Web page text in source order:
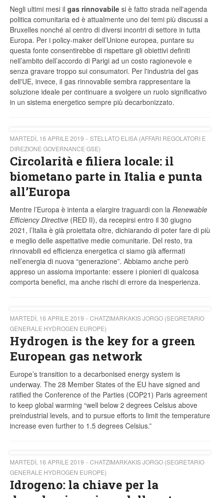
Negli ultimi mesi il gas rinnovabile si è fatto strada nell'agenda
politica comunitaria ed è attualmente uno dei temi più discussi a
Bruxelles nonché al centro di diversi incontri di settore in tutta
Europa. Per i policy-maker dell’Unione europea, puntare su
questa fonte consentirebbe di rispettare gli obiettivi definiti
nell’ambito dell’accordo di Parigi ad un costo ragionevole e
senza gravare troppo sui consumatori. Per l'industria del gas
dell'UE, invece, il gas rinnovabile sembra rappresentare la
soluzione ideale per continuare a svolgere un ruolo significativo
in un sistema energetico sempre più decarbonizzato.
MARTEDÌ, 16 APRILE 2019
STELLATO ELISA (AFFARI REGOLATORI E
DIREZIONE GOVERNANCE GSE)
Circolarità e filiera locale: il
biometano parte in Italia e punta
all’Europa
Mentre l’Europa è intenta a elargire traguardi con la Renewable
Efficiency Directive (RED II), da recepirsi entro il 30 giugno
2021, l’Italia è già proiettata oltre, dichiarando di poter fare di più
e meglio delle aspettative medie comunitarie. Del resto, tra
rinnovabili ed efficienza energetica ci siamo già affermati
nell’energia di nuova “generazione”. Abbiamo anche però
appreso un assioma importante: essere i pionieri di qualcosa
comporta benefici, ma anche rischi di errore da inesperienza.
MARTEDÌ, 16 APRILE 2019
CHATZIMARKAKIS JORGO (SEGRETARIO
GENERALE HYDROGEN EUROPE)
Hydrogen is the key for a green
European gas network
Europe’s transition to a decarbonised energy system is
underway. The 28 Member States of the EU have signed and
ratified the Conference of the Parties (COP21) Paris agreement
to keep global warming “well below 2 degrees Celsius above
preindustrial levels, and to pursue efforts to limit the temperature
increase even further to 1.5 degrees Celsius.”
MARTEDÌ, 16 APRILE 2019
CHATZIMARKAKIS JORGO (SEGRETARIO
GENERALE HYDROGEN EUROPE)
Idrogeno: la chiave per la